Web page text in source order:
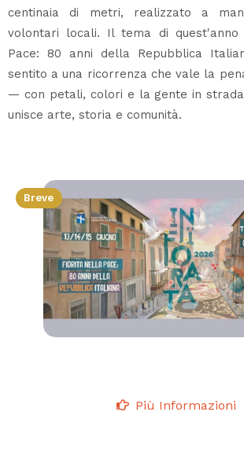
centinaia di metri, realizzato a
volontari locali. Il tema di
Pace: 80 anni della Repubblica
sentito a una ricorrenza che vale la
— con petali, colori e la gente in
unisce arte, storia e comunità.
Breve
Più Informazioni